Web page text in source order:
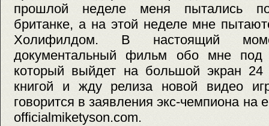
прошлой неделе меня пытались
британке, а на этой неделе мне
Холифилдом. В настоящий
документальный фильм обо мне под
который выйдет на большой экран
книгой и жду релиза новой видео
говорится в заявления экс-чемпиона на
officialmiketyson.com.